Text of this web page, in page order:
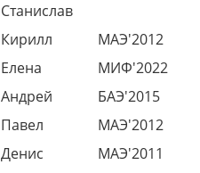
Станислав
Кирилл
МАЭ'2012
Елена
МИФ'2022
Андрей
БАЭ'2015
Павел
МАЭ'2012
Денис
МАЭ'2011